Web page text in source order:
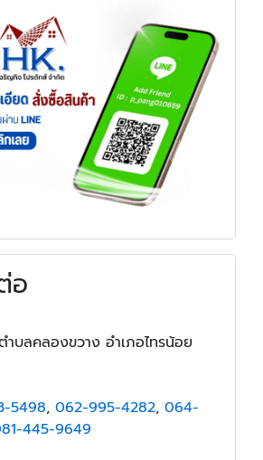
อ
บลคลองขวาง อำเภอไทรน้อย
5498, 062-995-4282, 064-
445-9649